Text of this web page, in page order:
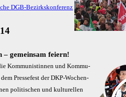
DGB-Bezirks­konferenz
– gemeinsam feiern!
Kom­mu­nis­tin­nen und Kom­mu­
Pres­se­fest der DKP-Wo­chen­
po­li­ti­schen und kul­tu­rel­len